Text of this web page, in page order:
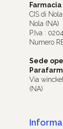
CIS di
Nola (NA)
P.Iva :
Numero
Sede
Via
(NA)